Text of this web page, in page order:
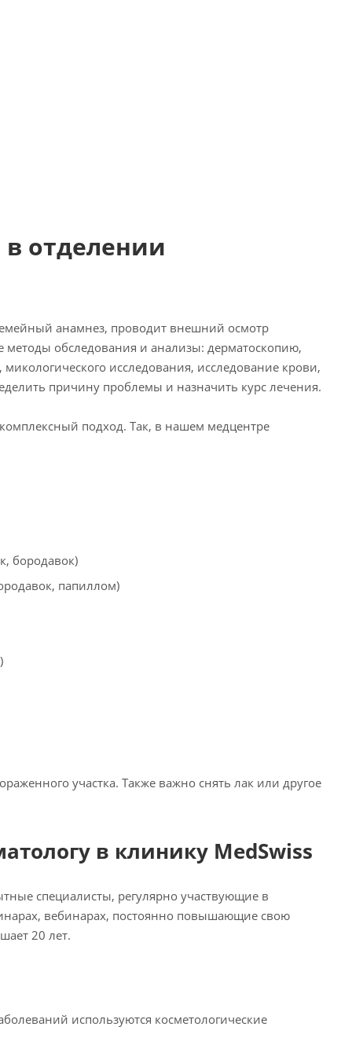
отделении
анамнез, проводит внешний осмотр
обследования и анализы: дерматоскопию,
исследования, исследование крови,
причину проблемы и назначить курс лечения.
подход. Так, в нашем медцентре
бородавок)
папиллом)
участка. Также важно снять лак или другое
в клинику MedSwiss
специалисты, регулярно участвующие в
вебинарах, постоянно повышающие свою
20 лет.
используются косметологические